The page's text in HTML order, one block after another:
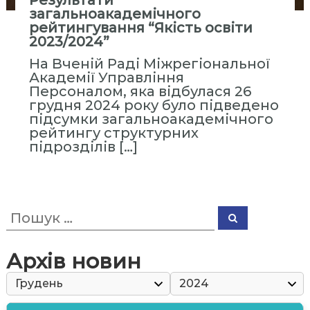
т
т
т
«
М
г
і
л
загальноакадемічного
рейтингування “Якість освіти
2023/2024”
На Вченій Раді Міжрегіональної
Академії Управління
Персоналом, яка відбулася 26
грудня 2024 року було підведено
підсумки загальноакадемічного
рейтингу структурних
підрозділів […]
П
о
у
к
П
о
Архів новин